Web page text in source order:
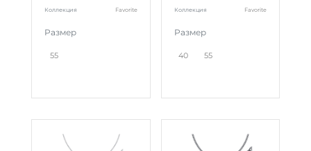
Коллекция Favorite
Размер
55
Коллекция Favorite
Размер
40 55